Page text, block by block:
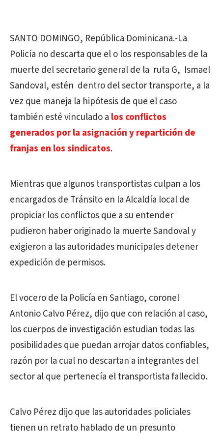
SANTO DOMINGO, República Dominicana.-La
Policía no descarta que el o los responsables de la
muerte del secretario general de la ruta G, Ismael
Sandoval, estén dentro del sector transporte, a la
vez que maneja la hipótesis de que el caso
también esté vinculado a los conflictos
generados por la asignación y repartición de
franjas en los sindicatos.
Mientras que algunos transportistas culpan a los
encargados de Tránsito en la Alcaldía local de
propiciar los conflictos que a su entender
pudieron haber originado la muerte Sandoval y
exigieron a las autoridades municipales detener
expedición de permisos.
El vocero de la Policía en Santiago, coronel
Antonio Calvo Pérez, dijo que con relación al caso,
los cuerpos de investigación estudian todas las
posibilidades que puedan arrojar datos confiables,
razón por la cual no descartan a integrantes del
sector al que pertenecía el transportista fallecido.
Calvo Pérez dijo que las autoridades policiales
tienen un retrato hablado de un presunto